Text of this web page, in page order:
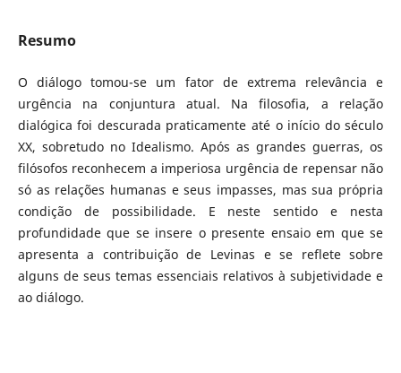
Resumo
O diálogo tomou-se um fator de extrema relevância e
urgência na conjuntura atual. Na filosofia, a relação
dialógica foi descurada praticamente até o início do século
XX, sobretudo no Idealismo. Após as grandes guerras, os
filósofos reconhecem a imperiosa urgência de repensar não
só as relações humanas e seus impasses, mas sua própria
condição de possibilidade. E neste sentido e nesta
profundidade que se insere o presente ensaio em que se
apresenta a contribuição de Levinas e se reflete sobre
alguns de seus temas essenciais relativos à subjetividade e
ao diálogo.